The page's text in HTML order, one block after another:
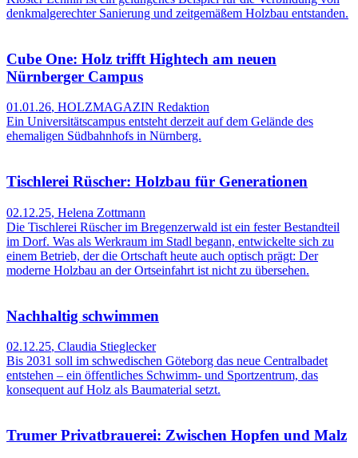
denkmalgerechter Sanierung und zeitgemäßem Holzbau entstanden.
Cube One: Holz trifft Hightech am neuen
Nürnberger Campus
01.01.26, HOLZMAGAZIN Redaktion
Ein Universitätscampus entsteht derzeit auf dem Gelände des
ehemaligen Südbahnhofs in Nürnberg.
Tischlerei Rüscher: Holzbau für Generationen
02.12.25, Helena Zottmann
Die Tischlerei Rüscher im Bregenzerwald ist ein fester Bestandteil
im Dorf. Was als Werkraum im Stadl begann, entwickelte sich zu
einem Betrieb, der die Ortschaft heute auch optisch prägt: Der
moderne Holzbau an der Ortseinfahrt ist nicht zu übersehen.
Nachhaltig schwimmen
02.12.25, Claudia Stieglecker
Bis 2031 soll im schwedischen Göteborg das neue Centralbadet
entstehen – ein öffentliches Schwimm- und Sportzentrum, das
konsequent auf Holz als Baumaterial setzt.
Trumer Privatbrauerei: Zwischen Hopfen und Malz